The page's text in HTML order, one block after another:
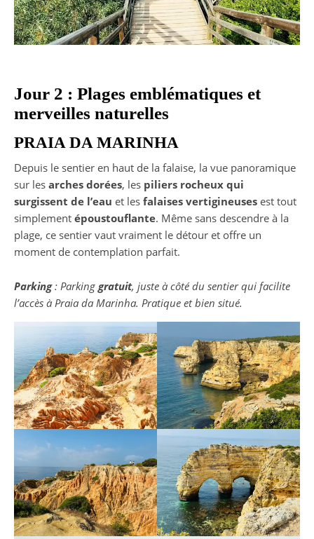
Jour 2 : Plages emblématiques et
merveilles naturelles
PRAIA DA MARINHA
Depuis le sentier en haut de la falaise, la vue panoramique
sur les arches dorées, les piliers rocheux qui
surgissent de l’eau et les falaises vertigineuses est tout
simplement époustouflante. Même sans descendre à la
plage, ce sentier vaut vraiment le détour et offre un
moment de contemplation parfait.
Parking: Parking gratuit, juste à côté du sentier qui facilite
l’accès à Praia da Marinha. Pratique et bien situé.